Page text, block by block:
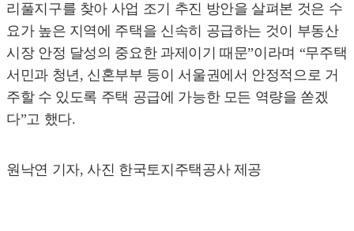
리풀지구를 찾아 사업 조기 추진 방안을 살펴본 것은 수
요가 높은 지역에 주택을 신속히 공급하는 것이 부동산
시장 안정 달성의 중요한 과제이기 때문”이라며 “무주택
서민과 청년, 신혼부부 등이 서울권에서 안정적으로 거
주할 수 있도록 주택 공급에 가능한 모든 역량을 쏟겠
다”고 했다.
원낙연 기자, 사진 한국토지주택공사 제공